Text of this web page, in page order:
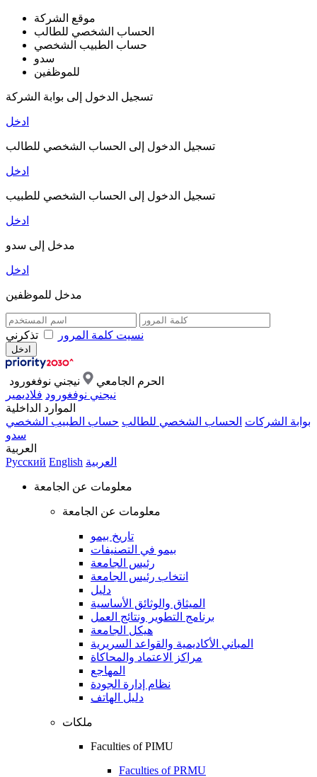
موقع الشركة
الحساب الشخصي للطالب
حساب الطبيب الشخصي
سدو
للموظفين
تسجيل الدخول إلى بوابة الشركة
ادخل
تسجيل الدخول إلى الحساب الشخصي للطالب
ادخل
تسجيل الدخول إلى الحساب الشخصي للطبيب
ادخل
مدخل إلى سدو
ادخل
مدخل للموظفين
نسيت كلمة المرور تذكرني
الحرم الجامعي
نيجني نوفغورود
نيجني نوفغورود فلاديمير
الموارد الداخلية
بوابة الشركات الحساب الشخصي للطالب حساب الطبيب الشخصي
سدو
العربية
Русский English العربية
معلومات عن الجامعة
معلومات عن الجامعة
تاريخ بيمو
بيمو في التصنيفات
رئيس الجامعة
انتخاب رئيس الجامعة
دليل
الميثاق والوثائق الأساسية
برنامج التطوير ونتائج العمل
هيكل الجامعة
المباني الأكاديمية والقواعد السريرية
مراكز الاعتماد والمحاكاة
المهاجع
نظام إدارة الجودة
دليل الهاتف
ملكات
Faculties of PIMU
Faculties of PRMU